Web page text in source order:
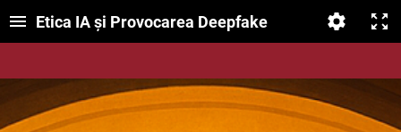
Etica IA și Provocarea Deepfake